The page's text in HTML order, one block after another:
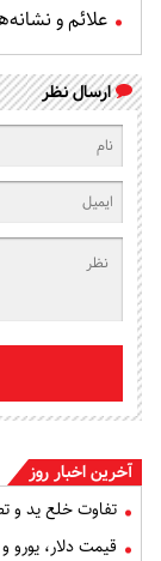
علائم و
ارسال نظر
آخرین اخبار روز
تفاوت خلع ید و
قیمت دلار، یورو و سایر